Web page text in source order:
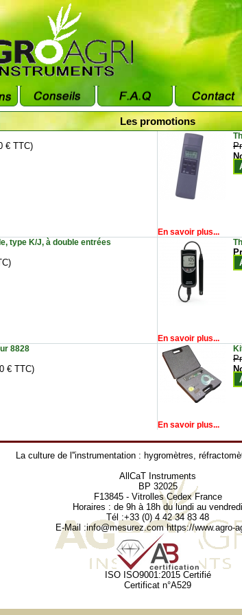
Les promotions
€ TTC)
En savoir plus...
type K/J, à double entrées
En savoir plus...
8828
€ TTC)
En savoir plus...
La culture de l''instrumentation : hygromètres,
AllCaT Instruments
BP 32025
F13845 - Vitrolles Cedex France
Horaires : de 9h à 18h du lundi au vendredi
Tél :+33 (0) 4 42 34 83 48
E-Mail :info@mesurez.com https://www.agro-
ISO ISO9001:2015 Certifié
Certificat n°A529